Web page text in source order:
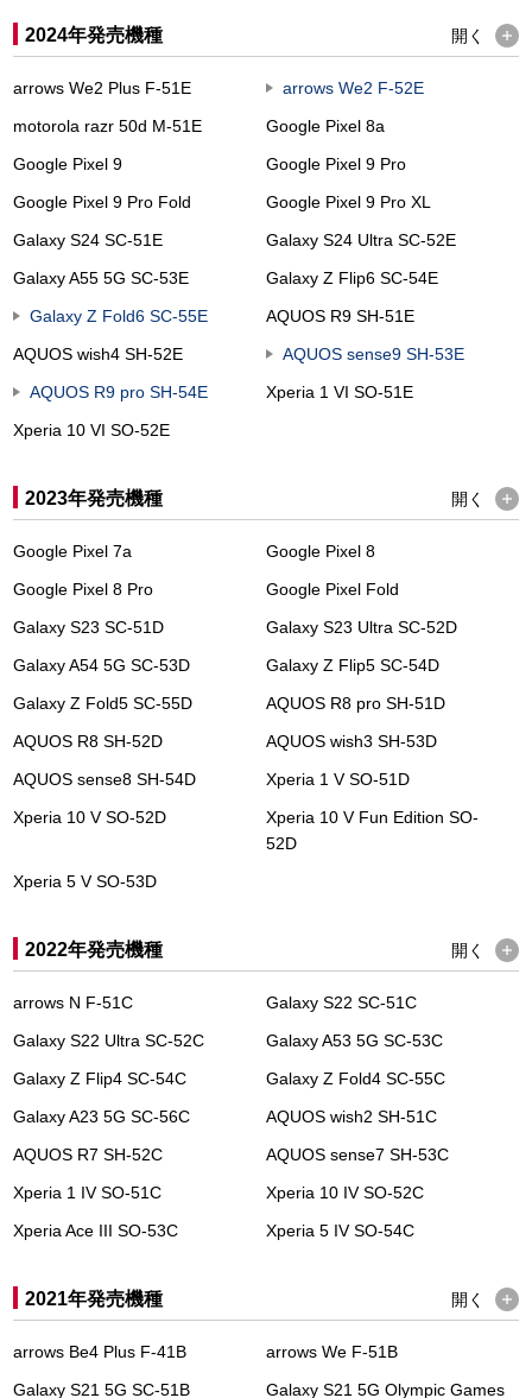
2024年発売機種 開く
arrows We2 Plus F-51E
arrows We2 F-52E
motorola razr 50d M-51E
Google Pixel 8a
Google Pixel 9
Google Pixel 9 Pro
Google Pixel 9 Pro Fold
Google Pixel 9 Pro XL
Galaxy S24 SC-51E
Galaxy S24 Ultra SC-52E
Galaxy A55 5G SC-53E
Galaxy Z Flip6 SC-54E
Galaxy Z Fold6 SC-55E
AQUOS R9 SH-51E
AQUOS wish4 SH-52E
AQUOS sense9 SH-53E
AQUOS R9 pro SH-54E
Xperia 1 VI SO-51E
Xperia 10 VI SO-52E
2023年発売機種 開く
Google Pixel 7a
Google Pixel 8
Google Pixel 8 Pro
Google Pixel Fold
Galaxy S23 SC-51D
Galaxy S23 Ultra SC-52D
Galaxy A54 5G SC-53D
Galaxy Z Flip5 SC-54D
Galaxy Z Fold5 SC-55D
AQUOS R8 pro SH-51D
AQUOS R8 SH-52D
AQUOS wish3 SH-53D
AQUOS sense8 SH-54D
Xperia 1 V SO-51D
Xperia 10 V SO-52D
Xperia 10 V Fun Edition SO-
52D
Xperia 5 V SO-53D
2022年発売機種 開く
arrows N F-51C
Galaxy S22 SC-51C
Galaxy S22 Ultra SC-52C
Galaxy A53 5G SC-53C
Galaxy Z Flip4 SC-54C
Galaxy Z Fold4 SC-55C
Galaxy A23 5G SC-56C
AQUOS wish2 SH-51C
AQUOS R7 SH-52C
AQUOS sense7 SH-53C
Xperia 1 IV SO-51C
Xperia 10 IV SO-52C
Xperia Ace III SO-53C
Xperia 5 IV SO-54C
2021年発売機種 開く
arrows Be4 Plus F-41B
arrows We F-51B
Galaxy S21 5G SC-51B
Galaxy S21 5G Olympic Games